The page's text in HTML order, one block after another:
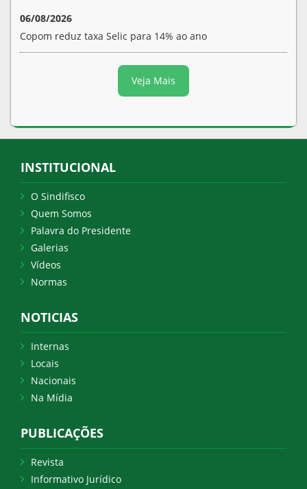
06/08/2026
Copom reduz taxa Selic para 14% ao ano
Veja Mais
INSTITUCIONAL
O Sindifisco
Quem Somos
Palavra do Presidente
Galerias
Vídeos
Normas
NOTICIAS
Internas
Locais
Nacionais
Na Mídia
PUBLICAÇÕES
Revista
Informativo Jurídico